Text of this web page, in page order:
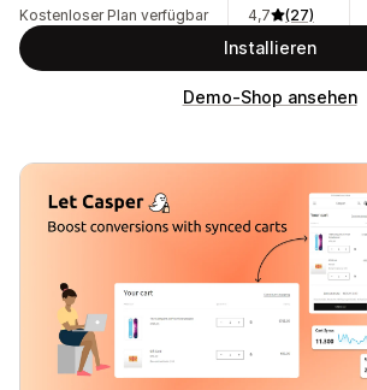
Kostenloser Plan verfügbar
4,7
(27)
Installieren
Demo-Shop ansehen